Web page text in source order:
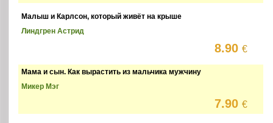
Малыш и Карлсон, который живёт на крыше
Линдгрен Астрид
8.90€
Мама и сын. Как вырастить из мальчика мужчину
Микер Мэг
7.90€